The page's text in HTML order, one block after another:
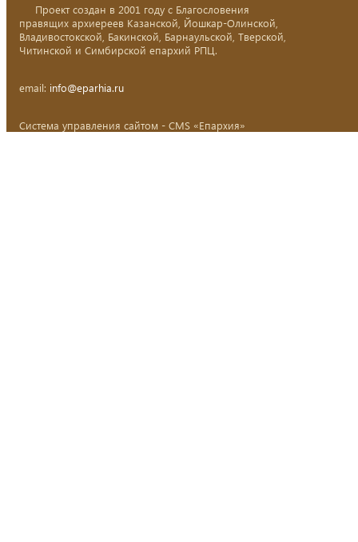
Проект создан в 2001 году с Благословения
правящих архиереев Казанской, Йошкар-Олинской,
Владивостокской, Бакинской, Барнаульской, Тверской,
Читинской и Симбирской епархий РПЦ.
email: info@eparhia.ru
Система управления сайтом - CMS «Епархия»